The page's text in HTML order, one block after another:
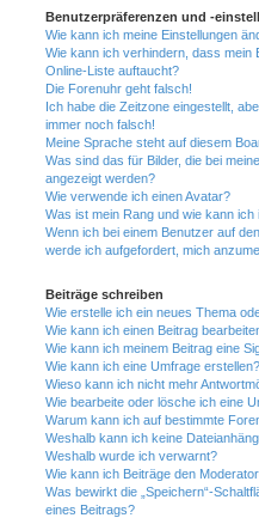
Benutzerpräferenzen und -
Wie kann ich meine Einstellungen
Wie kann ich verhindern, dass mein
Online-Liste auftaucht?
Die Forenuhr geht falsch!
Ich habe die Zeitzone eingestellt,
immer noch falsch!
Meine Sprache steht auf diesem
Was sind das für Bilder, die bei
angezeigt werden?
Wie verwende ich einen Avatar?
Was ist mein Rang und wie kann ich
Wenn ich bei einem Benutzer auf
werde ich aufgefordert, mich
Beiträge schreiben
Wie erstelle ich ein neues Thema
Wie kann ich einen Beitrag
Wie kann ich meinem Beitrag eine
Wie kann ich eine Umfrage erstellen?
Wieso kann ich nicht mehr
Wie bearbeite oder lösche ich eine
Warum kann ich auf bestimmte
Weshalb kann ich keine
Weshalb wurde ich verwarnt?
Wie kann ich Beiträge den
Was bewirkt die „Speichern“-
eines Beitrags?